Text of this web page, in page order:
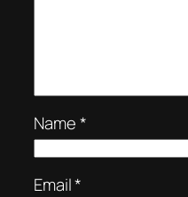
Name*
Email*